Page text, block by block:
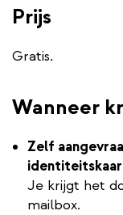
Prijs
Gratis.
Wanneer
Zelf
Je krijgt het
mailbox.